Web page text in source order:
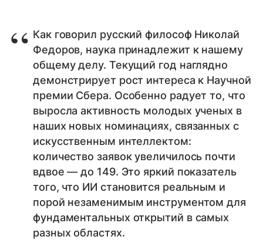
Как говорил русский философ Николай
Федоров, наука принадлежит к нашему
общему делу. Текущий год наглядно
демонстрирует рост интереса к Научной
премии Сбера. Особенно радует то, что
выросла активность молодых ученых в
наших новых номинациях, связанных с
искусственным интеллектом:
количество заявок увеличилось почти
вдвое — до 149. Это яркий показатель
того, что ИИ становится реальным и
порой незаменимым инструментом для
фундаментальных открытий в самых
разных областях.